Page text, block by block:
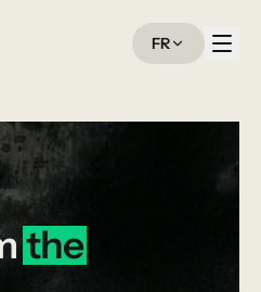
FR
the